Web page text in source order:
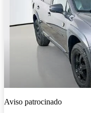
Aviso patrocinado